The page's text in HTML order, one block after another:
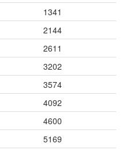
1341
2144
2611
3202
3574
4092
4600
5169